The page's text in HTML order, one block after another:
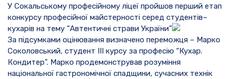
У Сокальському професійному ліцеї пройшов перший етап
конкурсу професійної майстерності серед студентів–
кухарів на тему “Автентичні страви України”
За підсумками оцінювання визначено переможця – Марко
Соколовський, студент ІІІ курсу за професію “Кухар.
Кондитер”. Марко продемонстрував розуміння
національної гастрономічної спадщини, сучасних технік